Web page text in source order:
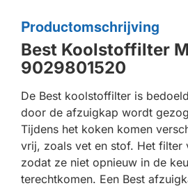
Productomschrijving
Best Koolstoffilter
9029801520
De Best koolstoffilter is
door de afzuigkap wordt
Tijdens het koken komen
vrij, zoals vet en stof. Het filter
zodat ze niet opnieuw in de
terechtkomen. Een Best